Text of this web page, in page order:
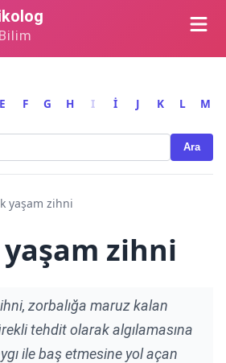
E F G H I İ J K L M
Ara
yaşam zihni
zihni
zorbalığa maruz kalan
tehdit olarak algılamasına
ile baş etmesine yol açan